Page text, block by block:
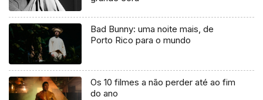
Bad Bunny: uma noite mais, de
Porto Rico para o mundo
Os 10 filmes a não perder até ao fim
do ano